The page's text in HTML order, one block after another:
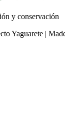
y conservación
Yaguarete |